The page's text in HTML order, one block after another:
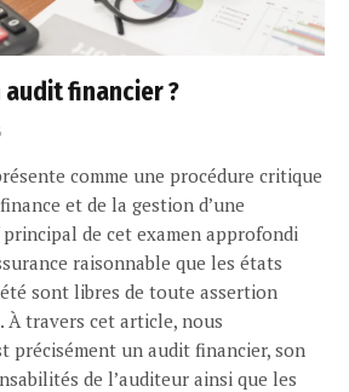
audit financier ?
comme une procédure critique
et de la gestion d’une
de cet examen approfondi
raisonnable que les états
sont libres de toute assertion
À travers cet article, nous
précisément un audit financier, son
de l’auditeur ainsi que les